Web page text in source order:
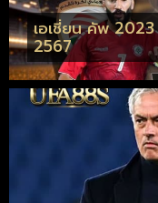
เอเชี่ยน คัพ
2567